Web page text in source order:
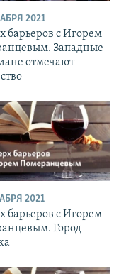
2021
барьеров с Игорем
Западные
отмечают
2021
барьеров с Игорем
Город